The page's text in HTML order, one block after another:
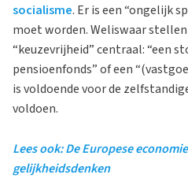
socialisme. Er is een “ongelijk
moet worden. Weliswaar
“keuzevrijheid” centraal: “een
pensioenfonds” of een
is voldoende voor de
voldoen.
Lees ook: De Europese
gelijkheidsdenken